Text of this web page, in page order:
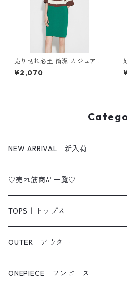
売り切れ必至 簡潔 カジュアル
切り替え ワンピース m-267
¥2,070
好
NEW ARRIVAL｜新入荷
♡売れ筋商品一覧♡
TOPS｜トップス
Tシャツ/カットソー
シャツ/ブラウス
OUTER｜アウター
ジャケット/ブルゾン
ONEPIECE｜ワンピース